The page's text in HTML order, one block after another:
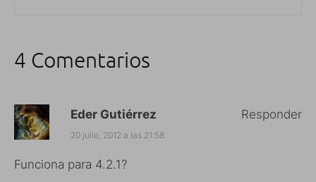
4 Comentarios
Eder Gutiérrez
20 julio, 2012 a las 21:58
Funciona para 4.2.1?
Responder